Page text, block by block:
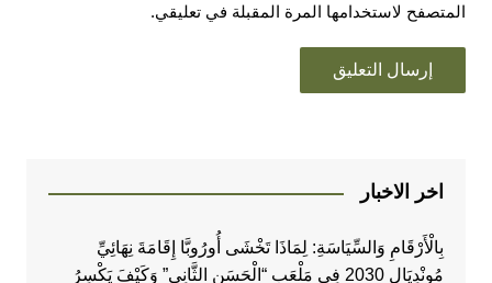
المتصفح لاستخدامها المرة المقبلة في تعليقي.
اخر الاخبار
بِالْأَرْقَامِ وَالسِّيَاسَةِ: لِمَاذَا تَخْشَى أُورُوبَّا إِقَامَةَ نِهَائِيِّ
مُونْدِيَالِ 2030 فِي مَلْعَبِ “الْحَسَنِ الثَّانِي” وَكَيْفَ يَكْسِرُ